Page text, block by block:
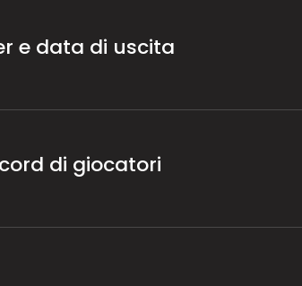
e data di uscita
di giocatori